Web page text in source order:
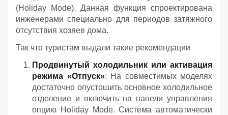
(Holiday Mode). Данная функция спроектирована
инженерами специально для периодов затяжного
отсутствия хозяев дома.
Так что туристам выдали такие рекомендации
Продвинутый холодильник или активация
режима «Отпуск»: На совместимых моделях
достаточно опустошить основное холодильное
отделение и включить на панели управления
опцию Holiday Mode. Система автоматически